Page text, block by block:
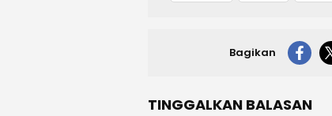
Bagikan
TINGGALKAN BALASAN